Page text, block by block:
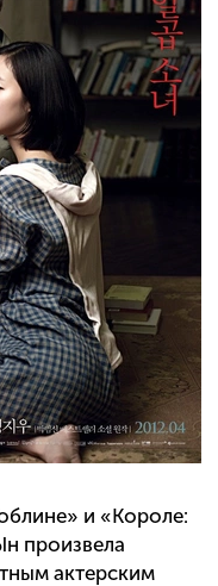
и «Короле:
произвела
актерским